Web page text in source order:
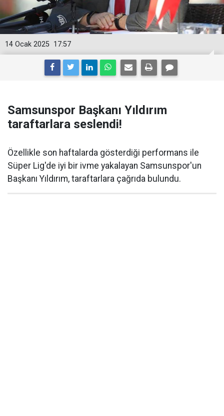
17:57
14 Ocak 2025
Samsunspor Başkanı Yıldırım
taraftarlara seslendi!
Özellikle son haftalarda gösterdiği performans ile
Süper Lig'de iyi bir ivme yakalayan Samsunspor'un
Başkanı Yıldırım, taraftarlara çağrıda bulundu.